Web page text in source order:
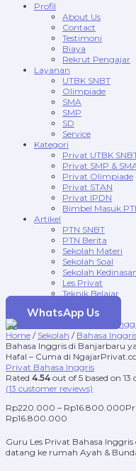
Profil
About Us
Contact
Testimoni
Biaya
Rekrut Pengajar
Layanan
UTBK SNBT
Olimpiade
SMA
SMP
SD
Service
Kategori
Privat UTBK
Privat SMP &
Privat Olimpiade
Privat STAN
Privat IPDN
Bimbel Masuk
Artikel
PTN SNBT
PTN Berita
Sekolah Materi
Sekolah Soal
Sekolah
Les Privat
Teknik Belajar
WhatsApp Us
Home / Sekolah / Bahasa
Bahasa Inggris di Banjarbaru
Hafal – Cuma di
Privat Bahasa Inggris
Rated 4.54 out of 5 based on 13
(13 customer reviews)
Rp220.000 – Rp16.800.000
Rp16.800.000
Guru Les Privat Bahasa
datang ke rumah Ayah &